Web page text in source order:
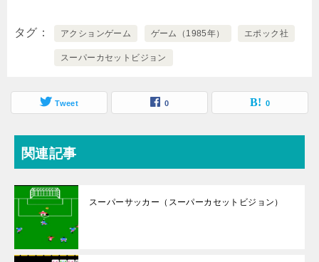
タグ アクションゲーム ゲーム（1985年） エポック社
スーパーカセットビジョン
Tweet 0 0
関連記事
スーパーサッカー（スーパーカセットビジョン）